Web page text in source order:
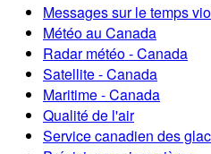
Messages sur le temps
Météo au Canada
Radar météo - Canada
Satellite - Canada
Maritime - Canada
Qualité de l'air
Service canadien des